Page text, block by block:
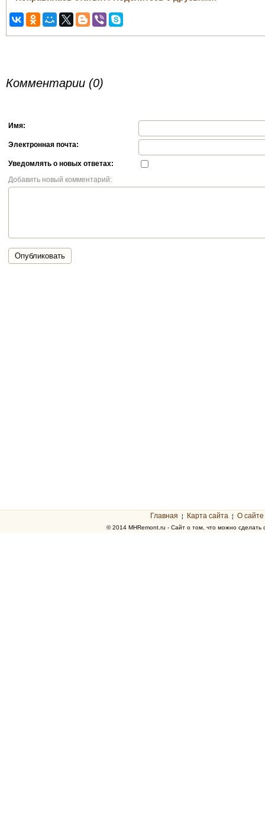
Комментарии (0)
Имя:
Электронная почта:
Уведомлять о новых ответах:
Добавить новый комментарий:
Опубликовать
Главная ¦ Карта сайта ¦ О сайте
© 2014 MHRemont.ru - Сайт о том, что можно сделать